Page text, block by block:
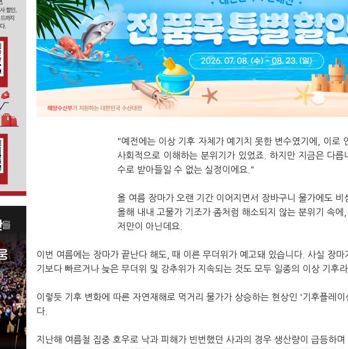
"예전에는 이상 기후 자체가 예기치 못한 변수였기에, 이로
사회적으로 이해하는 분위기가 있었죠. 하지만 지금은 다
수로 받아들일 수 없는 실정이에요."
올 여름 장마가 오랜 기간 이어지면서 장바구니 물가에도
올해 내내 고물가 기조가 좀처럼 해소되지 않는 분위기 속
저만이 아닌데요.
이번 여름에는 장마가 끝난다 해도, 때 이른 무더위가 예고돼 있습니다. 사실 장마
기보다 빠르거나 늦은 무더위 및 강추위가 지속되는 것도 모두 일종의 이상 기후
이렇듯 기후 변화에 따른 자연재해로 먹거리 물가가 상승하는 현상인 '기후플레
다.
지난해 여름철 집중 호우로 낙과 피해가 빈번했던 사과의 경우 생산량이 급등하